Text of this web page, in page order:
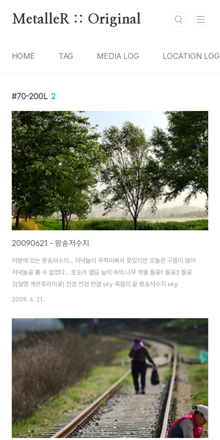
MetalleR :: Original
HOME TAG MEDIA LOG LOCATION LOG
70-200L 2
20090621 - 왕송저수지
의왕에 있는 왕송저수지... 저녁놀이 무척이뻐서 찾았지만 오늘은 구름이 많아
저녁놀을 볼 수 없었다... 호숫가 옆길 늪지 속의 나무 개울 들꽃1 들꽃2 들꽃
3(일명 계란후라이꽃) 전경 전경 전경 sky 죽음의 끝 왕송저수지 sky
2009. 6. 21.